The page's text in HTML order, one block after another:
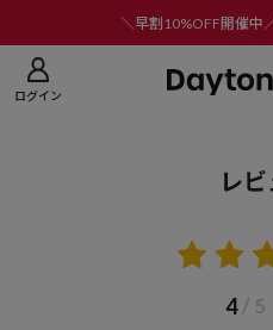
＼早割10%OFF開催中
ログイン
レ
4 / 5